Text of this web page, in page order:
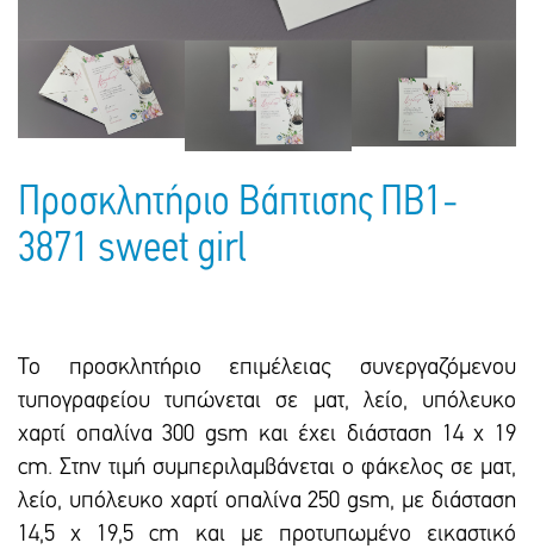
Τσάντες - Ποδιές - Ομπρέλες
Παιδικό Πάρτι
Παιδικά Είδη
Ημερολόγια - Ατζέντες
Γραφική Ύλη
Είδη Γραφείου
Μπλοκ Ζωγραφικής
Προσκλητήριο Βάπτισης ΠΒ1-
3871 sweet girl
Το προσκλητήριο επιμέλειας συνεργαζόμενου
τυπογραφείου τυπώνεται σε ματ, λείο, υπόλευκο
χαρτί οπαλίνα 300 gsm και έxει διάσταση 14 x 19
cm. Στην τιμή συμπεριλαμβάνεται ο φάκελος σε ματ,
λείο, υπόλευκο χαρτί οπαλίνα 250 gsm, με διάσταση
14,5 x 19,5 cm και με προτυπωμένο εικαστικό